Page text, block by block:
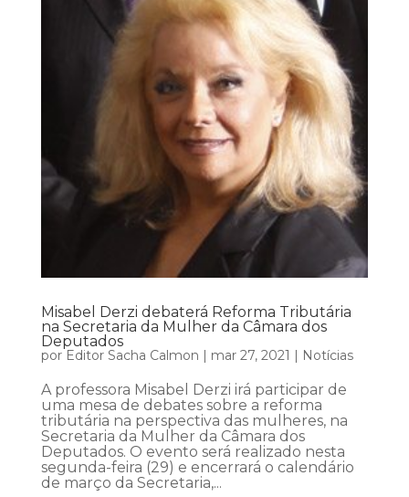
Misabel Derzi debaterá Reforma Tributária
na Secretaria da Mulher da Câmara dos
Deputados
por Editor Sacha Calmon | mar 27, 2021 | Notícias
A professora Misabel Derzi irá participar de
uma mesa de debates sobre a reforma
tributária na perspectiva das mulheres, na
Secretaria da Mulher da Câmara dos
Deputados. O evento será realizado nesta
segunda-feira (29) e encerrará o calendário
de março da Secretaria,...